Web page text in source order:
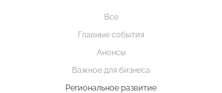
Все
Главные события
Анонсы
Важное для бизнеса
Региональное развитие